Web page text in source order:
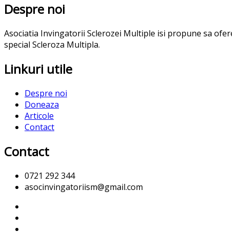
Despre noi
Asociatia Invingatorii Sclerozei Multiple isi propune sa
special Scleroza Multipla.
Linkuri utile
Despre noi
Doneaza
Articole
Contact
Contact
0721 292 344
asocinvingatoriism@gmail.com